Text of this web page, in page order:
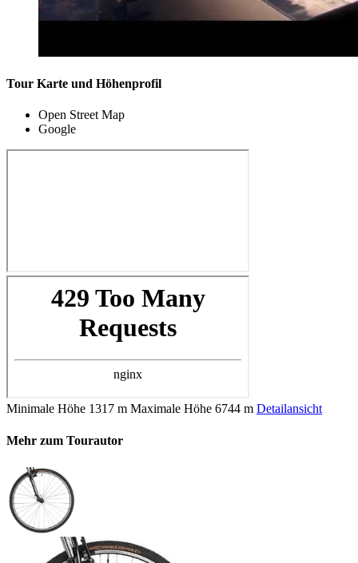
Tour Karte und Höhenprofil
Open Street Map
Google
Minimale Höhe 1317 m Maximale Höhe 6744 m Detailansicht
Mehr zum Tourautor